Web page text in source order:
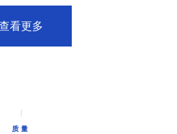
看更多
质量